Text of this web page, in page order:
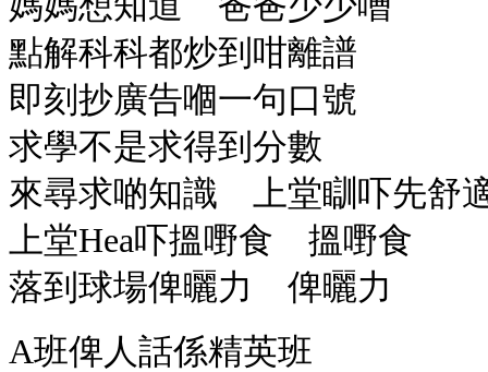
點解科科都炒到咁離譜
即刻抄廣告嗰一句口號
求學不是求得到分數
來尋求啲知識 上堂瞓吓先舒
上堂Hea吓搵嘢食 搵嘢食
落到球場俾曬力 俾曬力
A班俾人話係精英班